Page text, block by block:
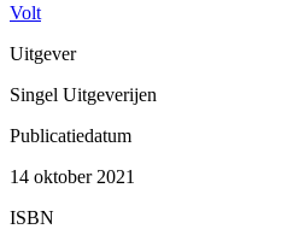
Volt
Uitgever
Singel Uitgeverijen
Publicatiedatum
14 oktober 2021
ISBN